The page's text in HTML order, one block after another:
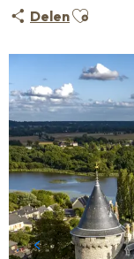
DelenAjouter